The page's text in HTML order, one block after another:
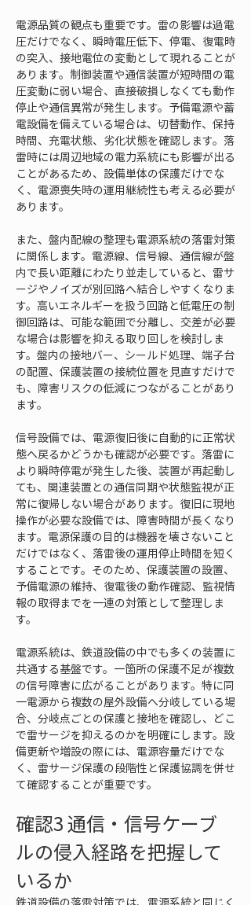
電源品質の観点も重要です。雷の影響は過電
圧だけでなく、瞬時電圧低下、停電、復電時
の突入、接地電位の変動として現れることが
あります。制御装置や通信装置が短時間の電
圧変動に弱い場合、直接破損しなくても動作
停止や通信異常が発生します。予備電源や蓄
電設備を備えている場合は、切替動作、保持
時間、充電状態、劣化状態を確認します。落
雷時には周辺地域の電力系統にも影響が出る
ことがあるため、設備単体の保護だけでな
く、電源喪失時の運用継続性も考える必要が
あります。
また、盤内配線の整理も電源系統の落雷対策
に関係します。電源線、信号線、通信線が盤
内で長い距離にわたり並走していると、雷サ
ージやノイズが別回路へ結合しやすくなりま
す。高いエネルギーを扱う回路と低電圧の制
御回路は、可能な範囲で分離し、交差が必要
な場合は影響を抑える取り回しを検討しま
す。盤内の接地バー、シールド処理、端子台
の配置、保護装置の接続位置を見直すだけで
も、障害リスクの低減につながることがあり
ます。
信号設備では、電源復旧後に自動的に正常状
態へ戻るかどうかも確認が必要です。落雷に
より瞬時停電が発生した後、装置が再起動し
ても、関連装置との通信同期や状態監視が正
常に復帰しない場合があります。復旧に現地
操作が必要な設備では、障害時間が長くなり
ます。電源保護の目的は機器を壊さないこと
だけではなく、落雷後の運用停止時間を短く
することです。そのため、保護装置の設置、
予備電源の維持、復電後の動作確認、監視情
報の取得までを一連の対策として整理しま
す。
電源系統は、鉄道設備の中でも多くの装置に
共通する基盤です。一箇所の保護不足が複数
の信号障害に広がることがあります。特に同
一電源から複数の屋外設備へ分岐している場
合、分岐点ごとの保護と接地を確認し、どこ
で雷サージを抑えるのかを明確にします。設
備更新や増設の際には、電源容量だけでな
く、雷サージ保護の段階性と保護協調を併せ
て確認することが重要です。
確認3 通信・信号ケーブ
ルの侵入経路を把握して
いるか
鉄道設備の落雷対策では、電源系統と同じく